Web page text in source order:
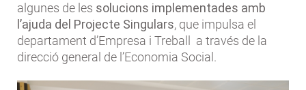
algunes de les solucions implementades amb
l’ajuda del Projecte Singulars, que impulsa el
departament d’Empresa i Treball a través de la
direcció general de l’Economia Social.